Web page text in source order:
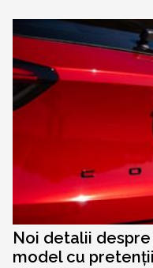
Noi detalii
model cu